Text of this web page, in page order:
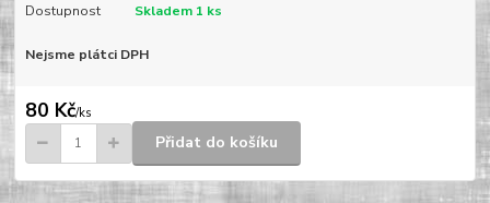
Dostupnost Skladem 1 ks
Nejsme plátci DPH
80 Kč/ks
Přidat do košíku